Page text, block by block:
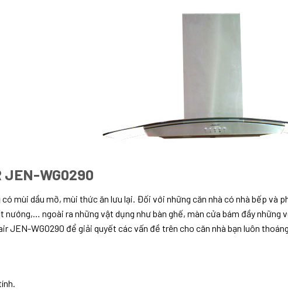
JEN-WG0290
mùi dầu mỡ, mùi thức ăn lưu lại. Đối với những căn nhà có nhà bếp
ngoài ra những vật dụng như bàn ghế, màn cửa bám đầy những
JEN-WG0290 để giải quyết các vấn đề trên cho căn nhà bạn luôn